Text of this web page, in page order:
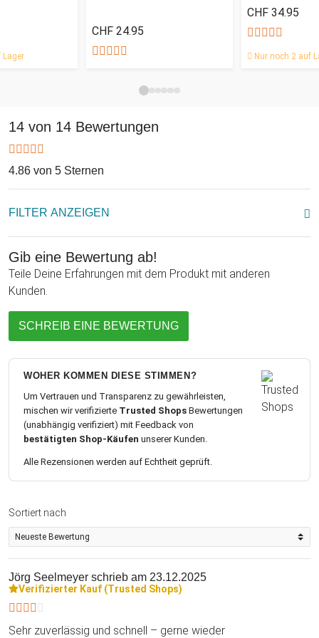
CHF 24.95
CHF 34.95
Nur noch 2 auf
14 von 14 Bewertungen
4.86 von 5 Sternen
FILTER ANZEIGEN
Gib eine Bewertung ab!
Teile Deine Erfahrungen mit dem Produkt mit anderen
Kunden.
SCHREIB EINE BEWERTUNG
WOHER KOMMEN DIESE STIMMEN?
Um Vertrauen und Transparenz zu gewährleisten,
mischen wir verifizierte Trusted Shops Bewertungen
(unabhängig verifiziert) mit Feedback von
bestätigten Shop-Käufen unserer Kunden.
Alle Rezensionen werden auf Echtheit geprüft.
Sortiert nach
Jörg Seelmeyer schrieb am 23.12.2025
Verifizierter Kauf (Trusted Shops)
Sehr zuverlässig und schnell – gerne wieder